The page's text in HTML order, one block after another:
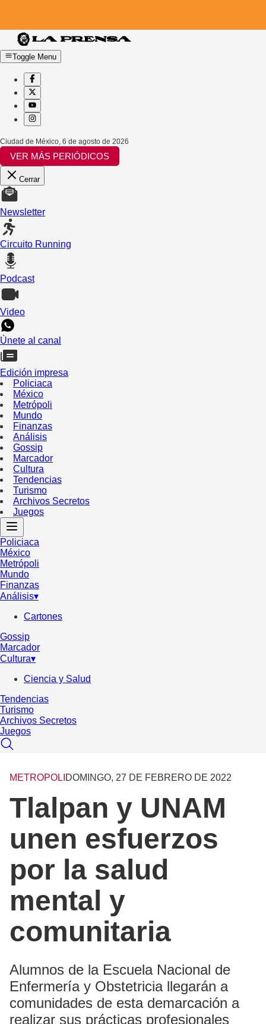
Toggle Menu
Ciudad de México 6 de agosto de 2026
VER MÁS PERIÓDICOS
Cerrar
Newsletter
Circuito Running
Podcast
Video
Únete al canal
Edición impresa
Policiaca
México
Metrópoli
Mundo
Finanzas
Análisis
Gossip
Marcador
Cultura
Tendencias
Turismo
Archivos Secretos
Juegos
Policiaca
México
Metrópoli
Mundo
Finanzas
Análisis▾
Cartones
Gossip
Marcador
Cultura▾
Ciencia y Salud
Tendencias
Turismo
Archivos Secretos
Juegos
METROPOLI DOMINGO, 27 DE FEBRERO DE 2022
Tlalpan y UNAM
unen esfuerzos
por la salud
mental y
comunitaria
Alumnos de la Escuela Nacional de
Enfermería y Obstetricia llegarán a
comunidades de esta demarcación a
realizar sus prácticas profesionales